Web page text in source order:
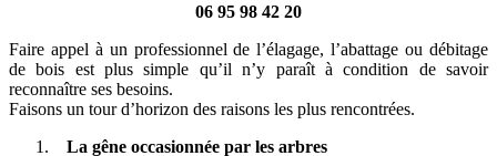
06 95 98 42 20
Faire appel à un professionnel de l’élagage, l’abattage ou débitage
de bois est plus simple qu’il n’y paraît à condition de savoir
reconnaître ses besoins.
Faisons un tour d’horizon des raisons les plus rencontrées.
La gêne occasionnée par les arbres